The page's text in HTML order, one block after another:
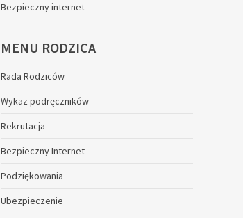
Bezpieczny internet
MENU RODZICA
Rada Rodziców
Wykaz podręczników
Rekrutacja
Bezpieczny Internet
Podziękowania
Ubezpieczenie